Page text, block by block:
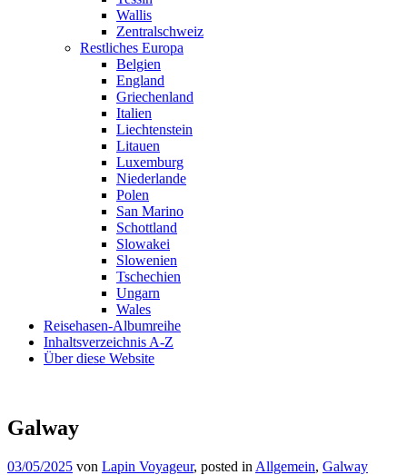
Wallis
Zentralschweiz
Restliches Europa
Belgien
England
Griechenland
Italien
Liechtenstein
Litauen
Luxemburg
Niederlande
Polen
San Marino
Schottland
Slowakei
Slowenien
Tschechien
Ungarn
Wales
Reisehasen-Albumreihe
Inhaltsverzeichnis A-Z
Über diese Website
Galway
03/05/2025 von Lapin Voyageur, posted in Allgemein, Galway